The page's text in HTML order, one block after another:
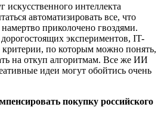
искусственного интеллекта
автоматизировать все, что
приколочено гвоздями.
экспериментов, IT-
критерии, по которым можно понять,
на откуп алгоритмам. Все же ИИ
идеи могут обойтись очень
покупку российского